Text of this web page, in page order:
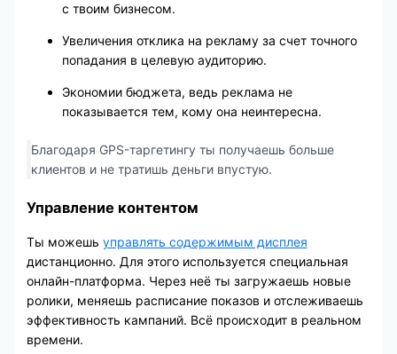
с твоим бизнесом.
Увеличения отклика на рекламу за счет точного
попадания в целевую аудиторию.
Экономии бюджета, ведь реклама не
показывается тем, кому она неинтересна.
Благодаря GPS-таргетингу ты получаешь больше
клиентов и не тратишь деньги впустую.
Управление контентом
Ты можешь управлять содержимым дисплея
дистанционно. Для этого используется специальная
онлайн-платформа. Через неё ты загружаешь новые
ролики, меняешь расписание показов и отслеживаешь
эффективность кампаний. Всё происходит в реальном
времени.